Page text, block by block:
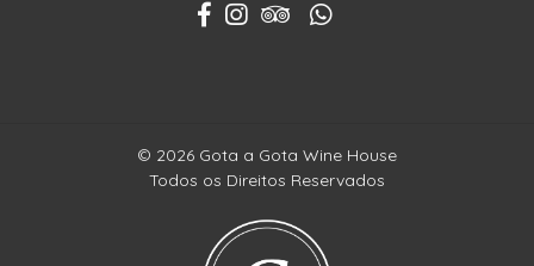
© 2026 Gota a Gota Wine House
Todos os Direitos Reservados